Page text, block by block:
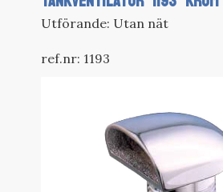
Utförande: Utan nät
ref.nr: 1193